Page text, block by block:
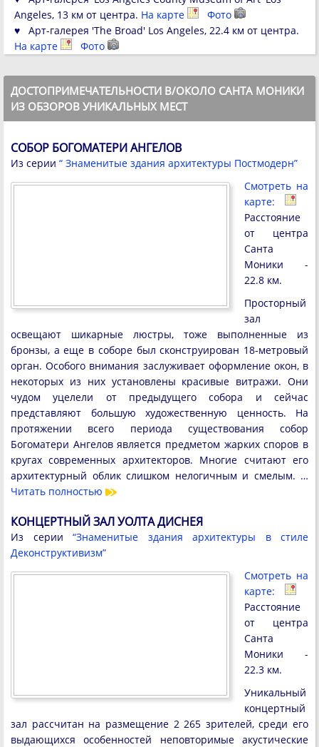
Angeles, 13 км от центра. На карте
Фото
♥ Арт-галерея 'The Broad' Los Angeles, 22.4 км от центра.
На карте
Фото
ДОСТОПРИМЕЧАТЕЛЬНОСТИ В/ОКОЛО САНТА МОНИКИ
ИЗ ОБЗОРОВ УНИКАЛЬНЫХ МЕСТ
СОБОР БОГОМАТЕРИ АНГЕЛОВ
Из серии “ Знаменитые здания архитектуры Постмодерн”
Смотреть на
карте:
Расстояние
от центра
Санта
Моники -
22.8 км.
Просторный
зал
освещают шикарные люстры, тоже выполненные из
бронзы, а еще в соборе был сконструирован 18-метровый
орган. Особого внимания заслуживает оформление окон, в
некоторых из них установлены красивые витражи. Они
чудом уцелели от предыдущего собора и сейчас
представляют большую художественную ценность. На
протяжении всего периода существования собор
Богоматери Ангелов является предметом жарких споров в
кругах современных архитекторов. Многие считают его
архитектурный облик слишком нелогичным и смелым. …
Читать полностью
КОНЦЕРТНЫЙ ЗАЛ УОЛТА ДИСНЕЯ
Из серии “Знаменитые здания архитектуры в стиле
Деконструктивизм”
Смотреть на
карте:
Расстояние
от центра
Санта
Моники -
22.3 км.
Уникальный
концертный
зал рассчитан на размещение 2 265 зрителей, среди его
выдающихся особенностей неповторимые акустические